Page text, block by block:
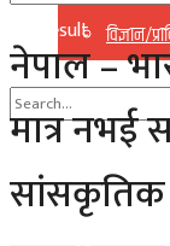
विज्ञान/
No Result
View All Result
No Result
View All Result
नेपाल –
मात्र नभई
सांसकृतिक